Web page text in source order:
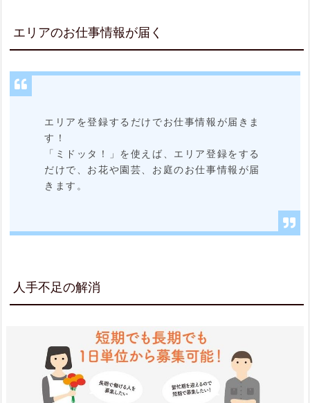
デ
展
開
す
る
運
営
4.
2
エリアのお仕事情報が届く
エリアを登録するだけでお仕事情報が届きま
す！
「ミドッタ！」を使えば、エリア登録をする
だけで、お花や園芸、お庭のお仕事情報が届
きます。
人手不足の解消